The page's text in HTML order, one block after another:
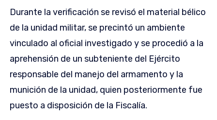
Durante la verificación se revisó el material bélico
de la unidad militar, se precintó un ambiente
vinculado al oficial investigado y se procedió a la
aprehensión de un subteniente del Ejército
responsable del manejo del armamento y la
munición de la unidad, quien posteriormente fue
puesto a disposición de la Fiscalía.